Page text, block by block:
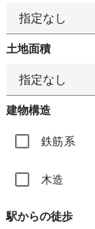
指定なし
土地面積
指定なし
建物構造
鉄筋系
木造
駅からの徒歩